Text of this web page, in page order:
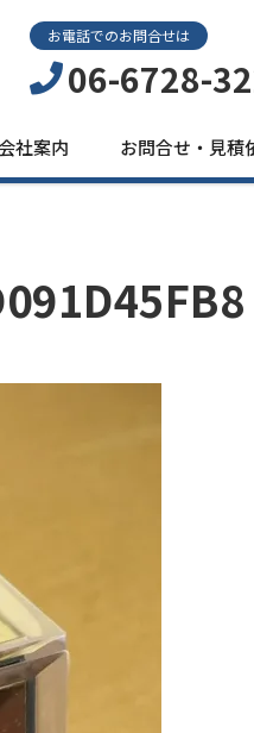
お電話でのお問合せは
06-6728-
会社案内 お問合せ・見積